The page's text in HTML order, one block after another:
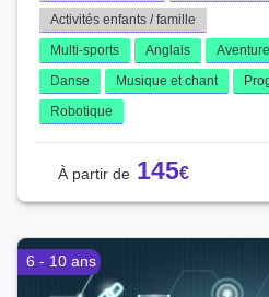
Activités enfants / famille
Multi-sports
Anglais
Danse
Musique et chant
Robotique
145
6 - 10 ans